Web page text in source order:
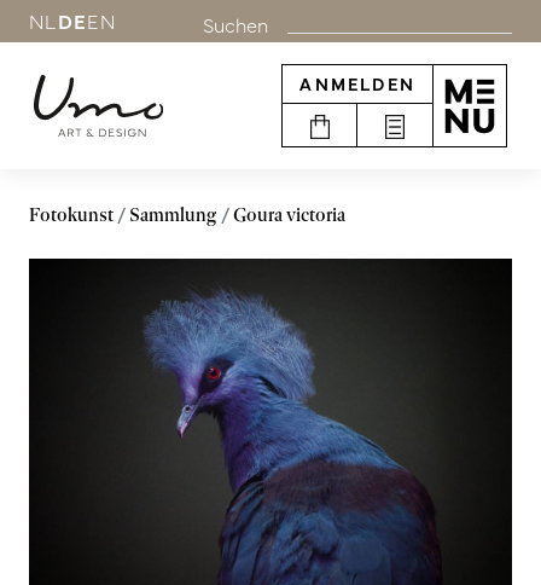
NL DEEN Suchen
ANMELDEN
Fotokunst Sammlung Goura victoria